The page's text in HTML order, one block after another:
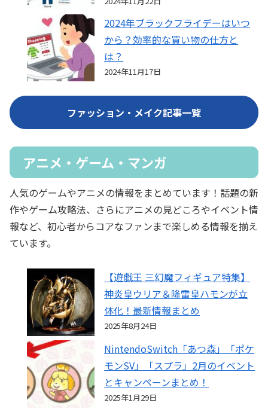
2024年ブラックフライデーはいつ
から？効率的な買い物の仕方と
は？
2024年11月17日
ファッション・メイク記事一覧
アニメ・ゲーム・マンガ
人気のゲームやアニメの情報をまとめています！話題の新
作やゲーム攻略法、さらにアニメの見どころやイベント情
報など、初心者からコアなファンまで楽しめる情報を揃え
ています。
【遊戯王 三幻魔フィギュア特集】
神炎皇ウリア＆降雷皇ハモンが立
体化！最新情報まとめ
2025年8月24日
NintendoSwitch「あつ森」「ポケ
モンSV」「スプラ」2月のイベント
とキャンペーンまとめ！
2025年1月29日